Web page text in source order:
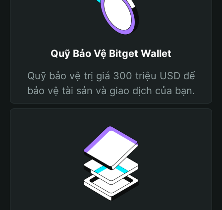
Quỹ Bảo Vệ Bitget Wallet
Quỹ bảo vệ trị giá 300 triệu USD để
bảo vệ tài sản và giao dịch của bạn.